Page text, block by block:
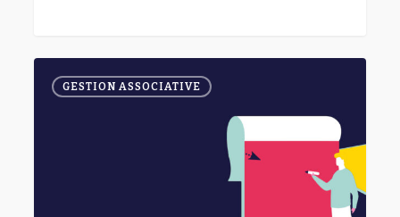
Coopérer
entre
associations
GESTION ASSOCIATIVE